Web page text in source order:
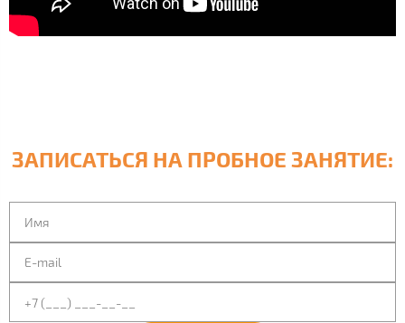
ЗАПИСАТЬСЯ НА ПРОБНОЕ ЗАНЯТИЕ: